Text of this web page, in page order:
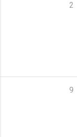
2
9